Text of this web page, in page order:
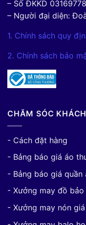
– Số ĐKKD
– Người đại diện:
1. Chính sách quy
2. Chính sách bảo
CHĂM SÓC
- Cách đặt hàng
- Bảng báo giá áo
- Bảng báo giá quần
- Xưởng may đồ
- Xưởng may nón